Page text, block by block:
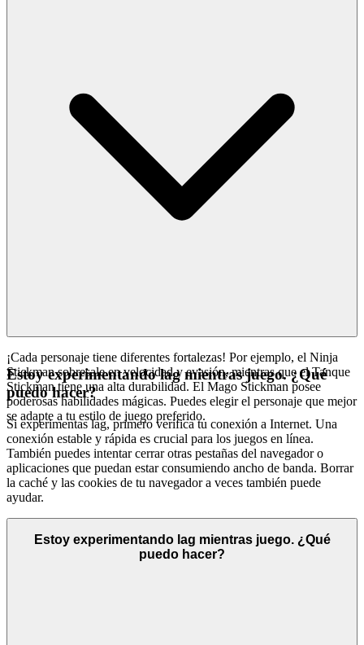
¡Cada personaje tiene diferentes fortalezas! Por ejemplo, el Ninja
Stickman sobresale en velocidad y evasión, mientras que el Tanque
Stickman tiene una alta durabilidad. El Mago Stickman posee
poderosas habilidades mágicas. Puedes elegir el personaje que mejor
se adapte a tu estilo de juego preferido.
Estoy experimentando lag mientras juego. ¿Qué
puedo hacer?
Si experimentas lag, primero verifica tu conexión a Internet. Una
conexión estable y rápida es crucial para los juegos en línea.
También puedes intentar cerrar otras pestañas del navegador o
aplicaciones que puedan estar consumiendo ancho de banda. Borrar
la caché y las cookies de tu navegador a veces también puede
ayudar.
Estoy experimentando lag mientras juego. ¿Qué
puedo hacer?